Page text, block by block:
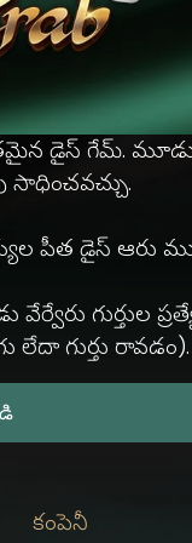
డైస్ గేమ్.
సాధించవచ్చు.
పీత డైస్ ఆరు
వేర్వేరు
లేదా గుర్తు రావడం).
కంపెనీ